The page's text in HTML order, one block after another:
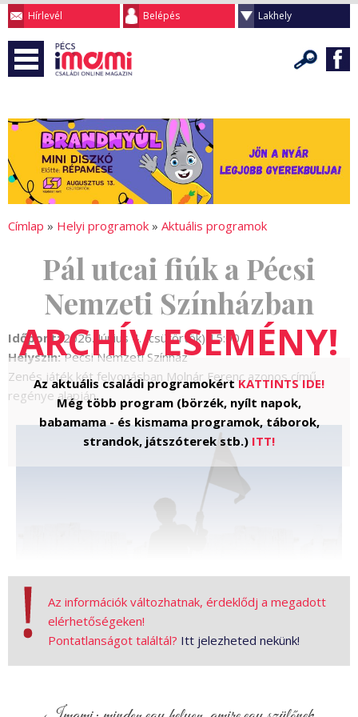
Hírlevél Belépés Lakhely
Címlap » Helyi programok » Aktuális programok
Pál utcai fiúk a Pécsi
Nemzeti Színházban
Időpont:2026. Június 4. (csütörtök) 15:00
Helyszín:Pécsi Nemzeti Színház
Zenés játék két felvonásban Molnár Ferenc azonos című
regénye alapján.
Az aktuális családi programokértKATTINTS IDE!
Még több program (börzék, nyílt napok,
babamama - és kismama programok, táborok,
strandok, játszóterek stb.) ITT!
Kép forrása: pnsz.hu
Az információk változhatnak, érdeklődj a megadott
elérhetőségeken!
Pontatlanságot találtál? Itt jelezheted nekünk!